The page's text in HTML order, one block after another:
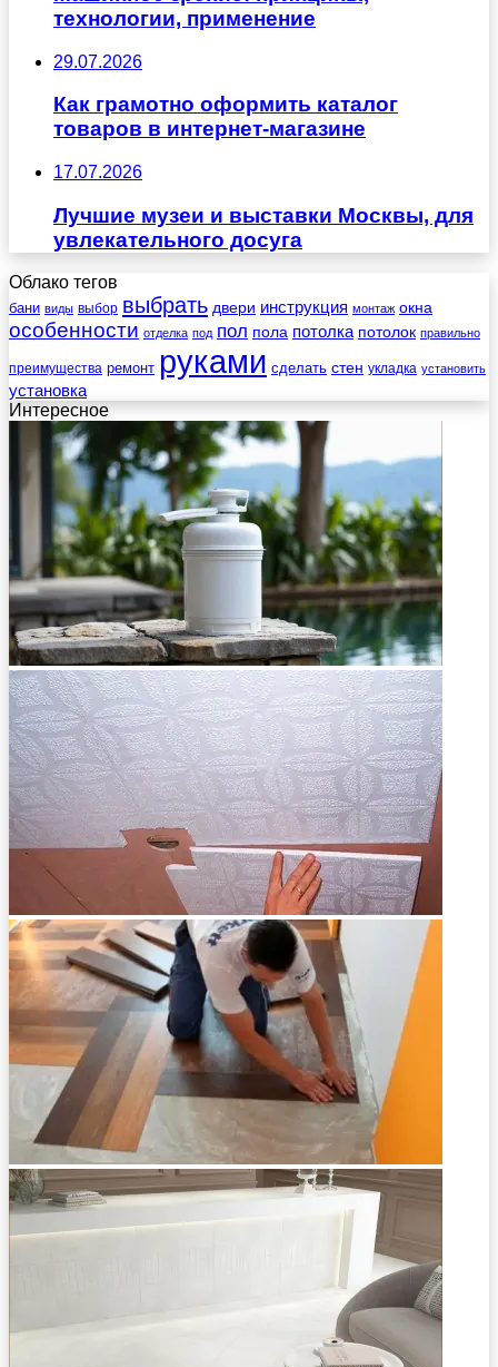
технологии, применение
29.07.2026
Как грамотно оформить каталог
товаров в интернет-магазине
17.07.2026
Лучшие музеи и выставки Москвы, для
увлекательного досуга
Облако тегов
бани виды выбор выбрать двери инструкция монтаж окна
особенности отделка под пол пола потолка потолок правильно
преимущества ремонт руками сделать стен укладка установить
установка
Интересное